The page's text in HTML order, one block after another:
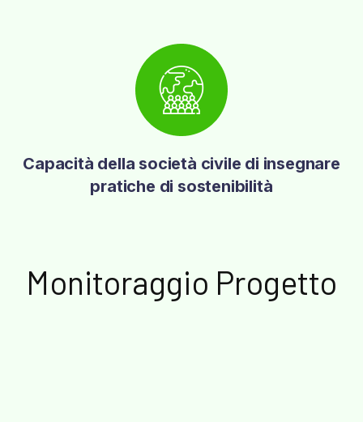
Capacità della società civile di insegnare
pratiche di sostenibilità
Monitoraggio Progetto